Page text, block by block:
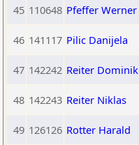
45 110648 Pfeffer Werner
46 141117 Pilic Danijela
47 142242 Reiter Dominik
48 142243 Reiter Niklas
49 126126 Rotter Harald